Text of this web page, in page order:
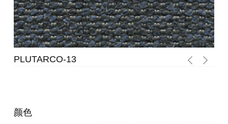
PLUTARCO-13
颜色